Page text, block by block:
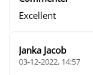
Excellent
Janka Jacob
03-12-2022, 14:57